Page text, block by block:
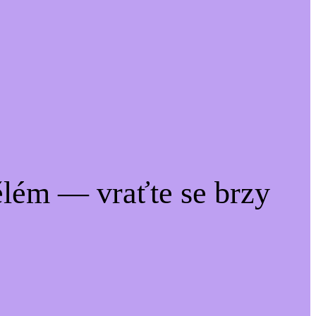
— vraťte se brzy